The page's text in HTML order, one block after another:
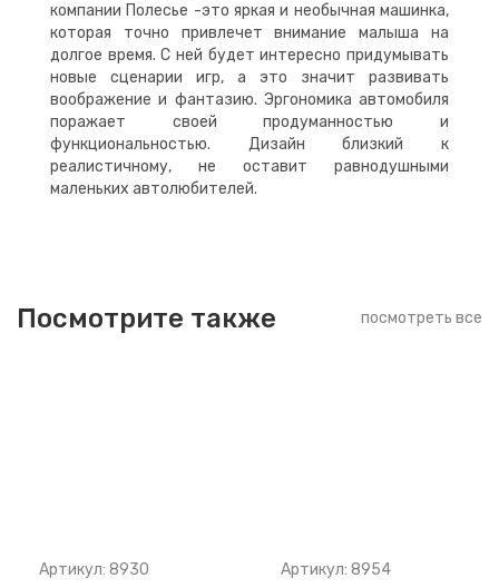
компании Полесье -это яркая и необычная машинка,
которая точно привлечет внимание малыша на
долгое время. С ней будет интересно придумывать
новые сценарии игр, а это значит развивать
воображение и фантазию. Эргономика автомобиля
поражает своей продуманностью и
функциональностью. Дизайн близкий к
реалистичному, не оставит равнодушными
маленьких автолюбителей.
Посмотрите также посмотреть все
Артикул: 8930
Артикул: 8954